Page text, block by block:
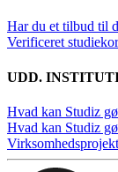
Har du et tilbud til
Verificeret
UDD.
Hvad kan Studiz
Hvad kan Studiz